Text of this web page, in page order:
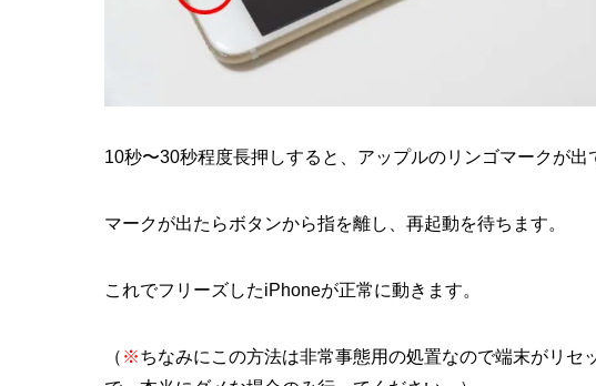
10秒〜30秒程度長押しすると、アップルのリンゴマークが出
マークが出たらボタンから指を離し、再起動を待ちます。
これでフリーズしたiPhoneが正常に動きます。
（ ※ちなみにこの方法は非常事態用の処置なので端末がリセ